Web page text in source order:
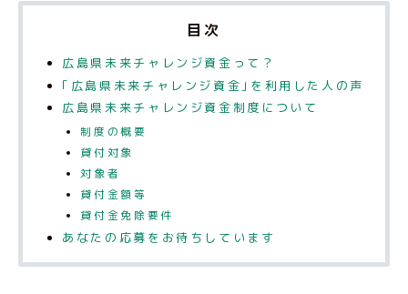
目次
広島県未来チャレンジ資金って？
｢広島県未来チャレンジ資金｣を利用した人の声
広島県未来チャレンジ資金制度について
制度の概要
貸付対象
対象者
貸付金額等
貸付金免除要件
あなたの応募をお待ちしています